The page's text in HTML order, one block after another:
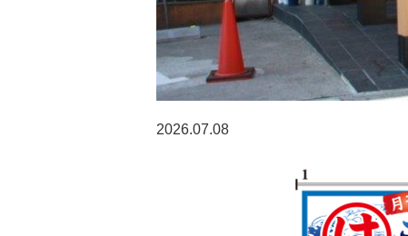
2026.07.08